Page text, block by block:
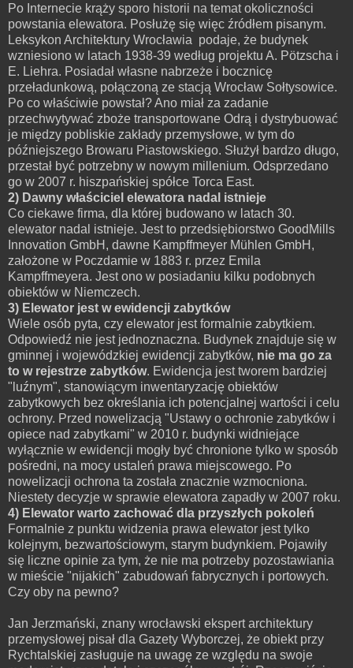
Po Internecie krąży sporo historii na temat okoliczności
powstania elewatora. Posłużę się więc źródłem pisanym.
Leksykon Architektury Wrocławia podaje, że budynek
wzniesiono w latach 1938-39 według projektu A. Pötzscha i
E. Liehra. Posiadał własne nabrzeże i bocznicę
przeładunkową, połączoną ze stacją Wrocław Sołtysowice.
Po co właściwie powstał? Ano miał za zadanie
przechwytywać zboże transportowane Odrą i dystrybuować
je między pobliskie zakłady przemysłowe, w tym do
późniejszego Browaru Piastowskiego. Służył bardzo długo,
przestał być potrzebny w nowym millenium. Odsprzedano
go w 2007 r. hiszpańskiej spółce Torca East.
2) Dawny właściciel elewatora nadal istnieje
Co ciekawe firma, dla której budowano w latach 30.
elewator nadal istnieje. Jest to przedsiębiorstwo GoodMills
Innovation GmbH, dawne Kampffmeyer Mühlen GmbH,
założone w Poczdamie w 1883 r. przez Emila
Kampffmeyera. Jest ono w posiadaniu kilku podobnych
obiektów w Niemczech.
3) Elewator jest w ewidencji zabytków
Wiele osób pyta, czy elewator jest formalnie zabytkiem.
Odpowiedź nie jest jednoznaczna. Budynek znajduje się w
gminnej i wojewódzkiej ewidencji zabytków, nie ma go za
to w rejestrze zabytków. Ewidencja jest tworem bardziej
"luźnym", stanowiącym inwentaryzację obiektów
zabytkowych bez określania ich potencjalnej wartości i celu
ochrony. Przed nowelizacją "Ustawy o ochronie zabytków i
opiece nad zabytkami" w 2010 r. budynki widniejące
wyłącznie w ewidencji mogły być chronione tylko w sposób
pośredni, na mocy ustaleń prawa miejscowego. Po
nowelizacji ochrona ta została znacznie wzmocniona.
Niestety decyzje w sprawie elewatora zapadły w 2007 roku.
4) Elewator warto zachować dla przyszłych pokoleń
Formalnie z punktu widzenia prawa elewator jest tylko
kolejnym, bezwartościowym, starym budynkiem. Pojawiły
się liczne opinie za tym, że nie ma potrzeby pozostawiania
w mieście "nijakich" zabudowań fabrycznych i portowych.
Czy oby na pewno?
Jan Jerzmański, znany wrocławski ekspert architektury
przemysłowej pisał dla Gazety Wyborczej, że obiekt przy
Rychtalskiej zasługuje na uwagę ze względu na swoje